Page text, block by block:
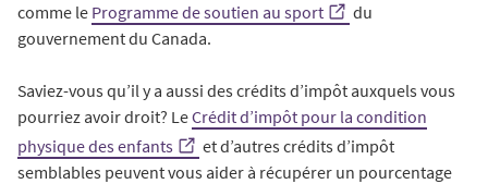
comme le Programme de soutien au sport
du
gouvernement du Canada.
Saviez-vous qu’il y a aussi des crédits d’impôt auxquels vous
pourriez avoir droit? LeCrédit d’impôt pour la condition
physique des enfants
et d’autres crédits d’impôt
semblables peuvent vous aider à récupérer un pourcentage